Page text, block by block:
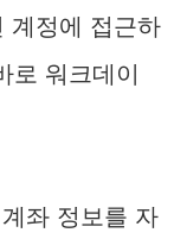
계정에 접근하
워크데이
좌 정보를 자